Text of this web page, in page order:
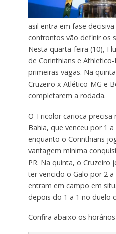
asil entra em fase
confrontos vão definir os
Nesta quarta-feira (10),
de Corinthians e
primeiras vagas. Na
Cruzeiro x Atlético-MG e
completarem a rodada.
O Tricolor carioca
Bahia, que venceu por 1
enquanto o Corinthians
vantagem mínima
PR. Na quinta, o
ter vencido o Galo por 2
entram em campo em
depois do 1 a 1 no duelo
Confira abaixo os